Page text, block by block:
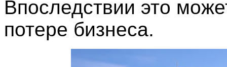
Впоследствии это
потере бизнеса.